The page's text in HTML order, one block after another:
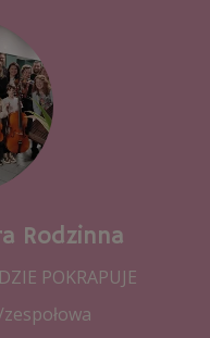
Rodzinna
POKRAPUJE